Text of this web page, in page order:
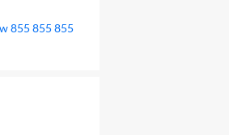
855 855 855